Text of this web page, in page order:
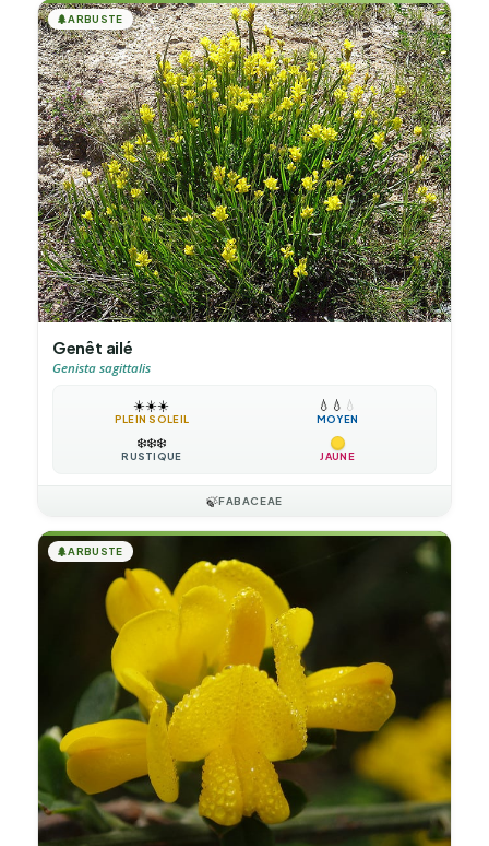
🌲ARBUSTE
Genêt ailé
Genista sagittalis
☀️☀️☀️
PLEIN SOLEIL
💧 💧 💧
MOYEN
❄️❄️❄️
RUSTIQUE JAUNE
🍃FABACEAE
🌲ARBUSTE